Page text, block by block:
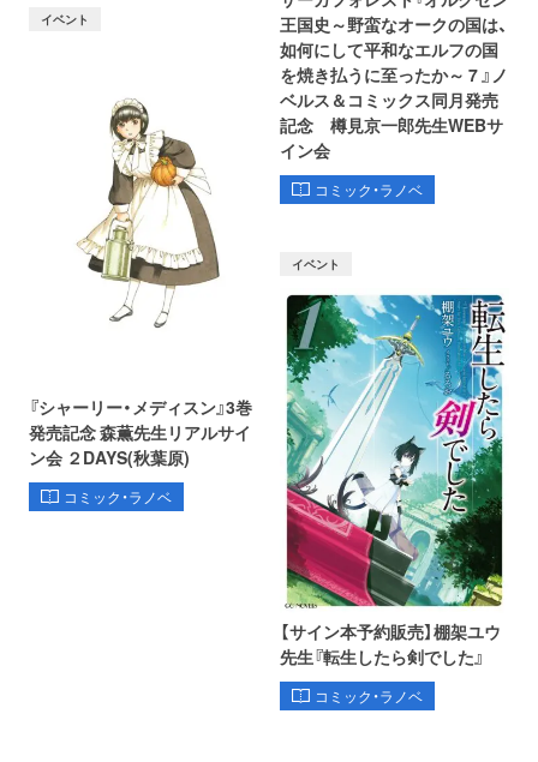
王国史～野蛮なオークの国は、
如何にして平和なエルフの国
を焼き払うに至ったか～ 7 』ノ
ベルス＆コミックス同月発売
記念 樽見京一郎先生WEBサ
イン会
コミック・ラノベ
イベント
『シャーリー・メディスン』3巻
発売記念 森薫先生リアルサイ
ン会 ２DAYS(秋葉原)
コミック・ラノベ
イベント
【サイン本予約販売】棚架ユウ
先生『転生したら剣でした』
コミック・ラノベ